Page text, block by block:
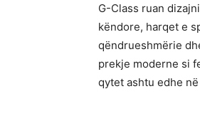
G-Class ruan
këndore, harqet e
qëndrueshmërie
prekje moderne si
qytet ashtu edhe